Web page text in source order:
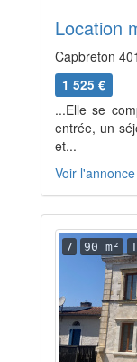
Location
Capbreton
1 525 €
...Elle se
entrée, un
et...
Voir l'annonce
7 90 m²